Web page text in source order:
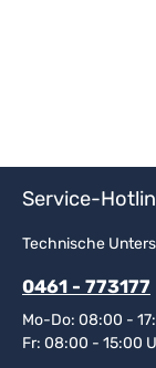
Service-
Technische
0461 - 773177
Mo-Do: 08:00 -
Fr: 08:00 - 15:00